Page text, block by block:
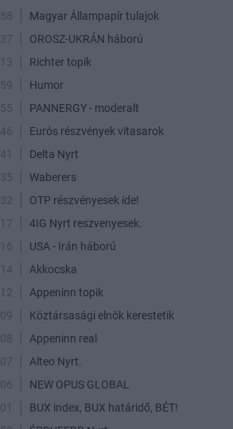
Magyar Állampapír tulajok
OROSZ-UKRÁN háború
Richter topik
Humor
PANNERGY - moderalt
Eurós részvények vitasarok
Delta Nyrt
Waberers
OTP részvényesek ide!
4IG Nyrt reszvenyesek.
USA - Irán háború
Akkocska
Appeninn topik
Köztársasági elnök kerestetik
Appeninn real
Alteo Nyrt.
NEW OPUS GLOBAL
BUX index, BUX határidő, BÉT!